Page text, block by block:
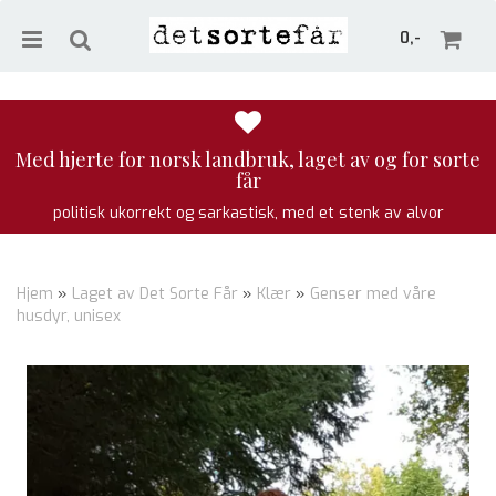
0,-
Med hjerte for norsk landbruk, laget av og for sorte
får
politisk ukorrekt og sarkastisk, med et stenk av alvor
Hjem » Laget av Det Sorte Får » Klær » Genser med våre
husdyr, unisex